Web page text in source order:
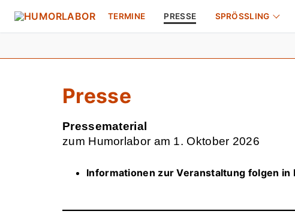
Inhalt
TERMINE PRESSE SPRÖSSLING
Presse
Pressematerial
zum Humorlabor am 1. Oktober 2026
Informationen zur Veranstaltung folgen in